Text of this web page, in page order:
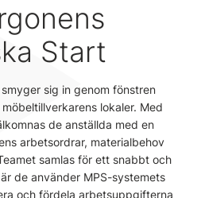
Start
sig in genom fönstren
lokaler. Med
de anställda med en
arbetsordrar, materialbehov
samlas för ett snabbt och
de använder MPS-systemets
och fördela arbetsuppgifterna